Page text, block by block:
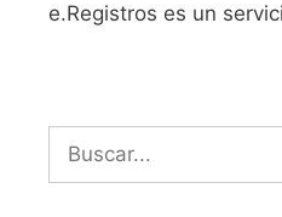
e.Registros es un
Buscar: